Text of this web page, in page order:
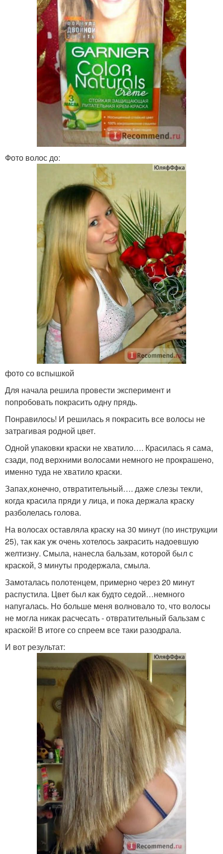
Фото волос до:
фото со вспышкой
Для начала решила провести эксперимент и
попробовать покрасить одну прядь.
Понравилось! И решилась я покрасить все волосы не
затрагивая родной цвет.
Одной упаковки краски не хватило…. Красилась я сама,
сзади, под верхними волосами немного не прокрашено,
именно туда не хватило краски.
Запах,конечно, отвратительный…. даже слезы текли,
когда красила пряди у лица, и пока держала краску
разболелась голова.
На волосах оставляла краску на 30 минут (по инструкции
25), так как уж очень хотелось закрасить надоевшую
желтизну. Смыла, нанесла бальзам, которой был с
краской, 3 минуты продержала, смыла.
Замоталась полотенцем, примерно через 20 минут
распустила. Цвет был как будто седой…немного
напугалась. Но больше меня волновало то, что волосы
не могла никак расчесать - отвратительный бальзам с
краской! В итоге со спреем все таки разодрала.
И вот результат: